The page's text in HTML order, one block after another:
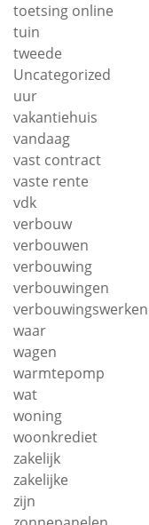
toetsing online
tuin
tweede
Uncategorized
uur
vakantiehuis
vandaag
vast contract
vaste rente
vdk
verbouw
verbouwen
verbouwing
verbouwingen
verbouwingswerken
waar
wagen
warmtepomp
wat
woning
woonkrediet
zakelijk
zakelijke
zijn